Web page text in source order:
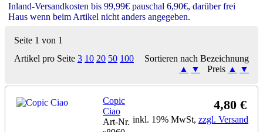
Inland-Versandkosten bis 99,99€ pauschal 6,90€, darüber frei
Haus wenn beim Artikel nicht anders angegeben.
Seite 1 von 1
Artikel pro Seite 3 10 20 50 100
Sortieren nach Bezeichnung
▲
▼ Preis ▲ ▼
4,80 €
inkl. 19% MwSt, zzgl. Versand
Copic
Ciao
Art-Nr.